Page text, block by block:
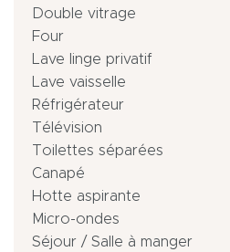
Double vitrage
Four
Lave linge privatif
Lave vaisselle
Réfrigérateur
Télévision
Toilettes séparées
Canapé
Hotte aspirante
Micro-ondes
Séjour / Salle à manger